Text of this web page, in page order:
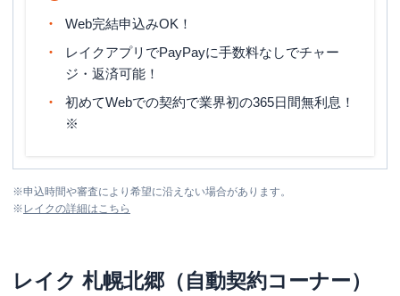
Web完結申込みOK！
レイクアプリでPayPayに手数料なしでチャー
ジ・返済可能！
初めてWebでの契約で業界初の365日間無利息！
※
※申込時間や審査により希望に沿えない場合があります。
※ レイクの詳細はこちら
レイク 札幌北郷（自動契約コーナー）